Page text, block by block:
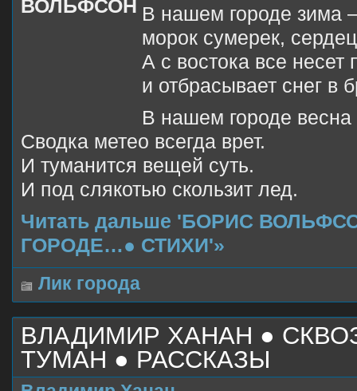
В нашем городе зима
морок сумерек,
А с востока все несет
и отбрасывает снег в
В нашем городе
Сводка метео всегда врет.
И туманится вещей суть.
И под слякотью скользит лед.
Читать дальше 'БОРИС
ГОРОДЕ…● СТИХИ'»
Лик города
ВЛАДИМИР ХАНАН ●
ТУМАН ● РАССКАЗЫ